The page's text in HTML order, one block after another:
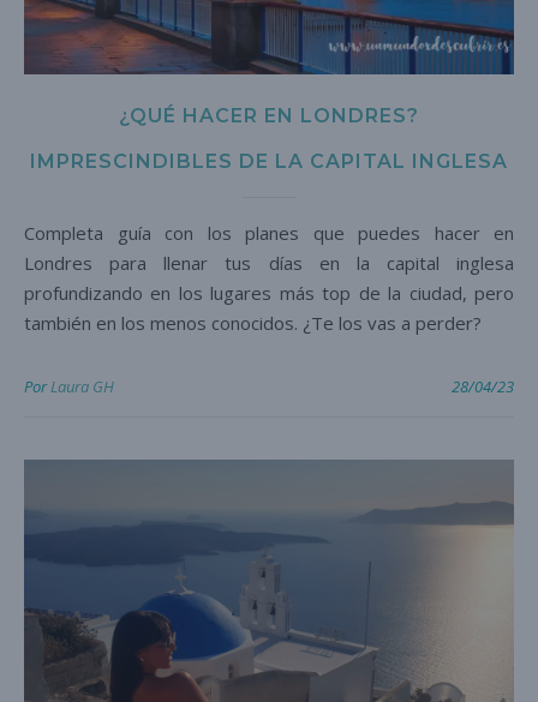
¿QUÉ HACER EN LONDRES?
IMPRESCINDIBLES DE LA CAPITAL INGLESA
Completa guía con los planes que puedes hacer en
Londres para llenar tus días en la capital inglesa
profundizando en los lugares más top de la ciudad, pero
también en los menos conocidos. ¿Te los vas a perder?
Por Laura GH 28/04/23